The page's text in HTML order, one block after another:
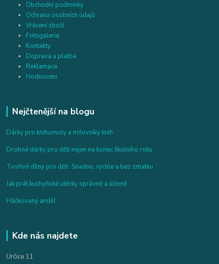
Obchodní podmínky
Ochrana osobních údajů
Vrácení zboží
Fotogalerie
Kontakty
Doprava a platba
Reklamace
Hodnoceni
Nejčtenější na blogu
Dárky pro knihomoly a milovníky knih
Drobné dárky pro děti nejen na konec školního roku
Tvořivé dílny pro děti: Snadno, rychle a bez zmatku
Jak prát kuchyňské utěrky správně a účinně
Háčkovaný anděl
Kde nás najdete
Určice 11